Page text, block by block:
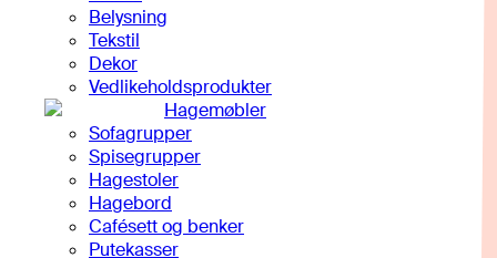
Belysning
Tekstil
Dekor
Vedlikeholdsprodukter
Hagemøbler
Sofagrupper
Spisegrupper
Hagestoler
Hagebord
Cafésett og benker
Putekasser